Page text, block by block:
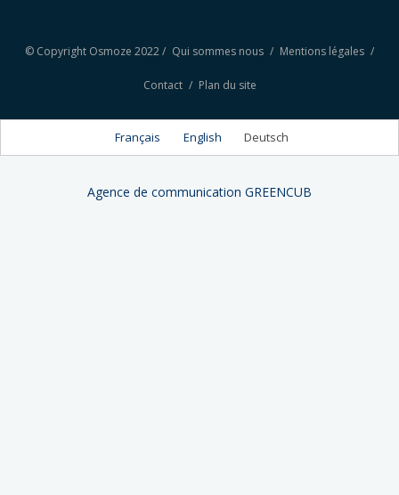
© Copyright Osmoze 2022 / Qui sommes nous / Mentions légales /
Contact / Plan du site
Français English Deutsch
Agence de communication GREENCUB